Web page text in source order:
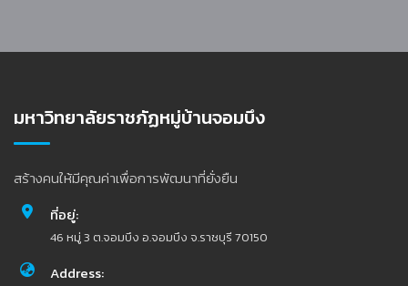
มหาวิทยาลัยราชภัฏหมู่บ้านจอมบึง
สร้างคนให้มีคุณค่าเพื่อการพัฒนาที่ยั่งยืน
ที่อยู่:
46 หมู่ 3 ต.จอมบึง อ.จอมบึง จ.ราชบุรี 70150
Address: